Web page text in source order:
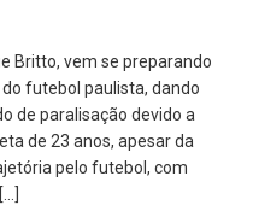
Britto, vem se preparando
futebol paulista, dando
de paralisação devido a
de 23 anos, apesar da
pelo futebol, com